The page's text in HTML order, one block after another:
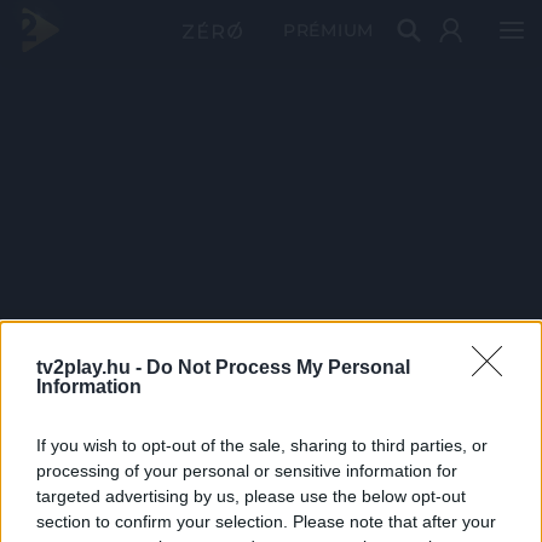
tv2play.hu - Do Not Process My Personal
Information
If you wish to opt-out of the sale, sharing to third parties, or
processing of your personal or sensitive information for
targeted advertising by us, please use the below opt-out
section to confirm your selection. Please note that after your